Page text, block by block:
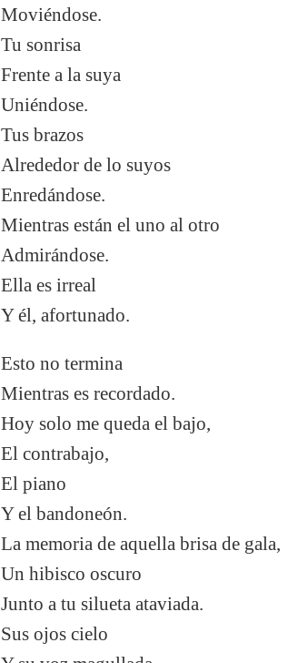
Moviéndose.
Tu sonrisa
Frente a la suya
Uniéndose.
Tus brazos
Alrededor de lo suyos
Enredándose.
Mientras están el uno al otro
Admirándose.
Ella es irreal
Y él, afortunado.
Esto no termina
Mientras es recordado.
Hoy solo me queda el bajo,
El contrabajo,
El piano
Y el bandoneón.
La memoria de aquella brisa de gala,
Un hibisco oscuro
Junto a tu silueta ataviada.
Sus ojos cielo